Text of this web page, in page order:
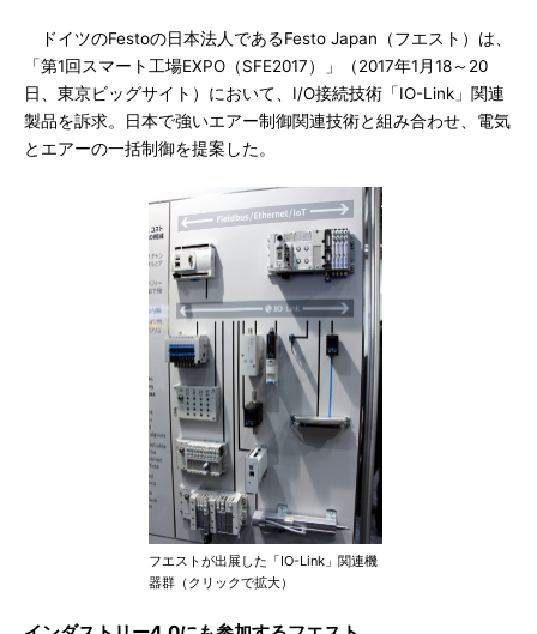
ドイツのFestoの日本法人であるFesto Japan（フエスト）は、
「第1回スマート工場EXPO（SFE2017）」（2017年1月18～20
日、東京ビッグサイト）において、I/O接続技術「IO-Link」関連
製品を訴求。日本で強いエアー制御関連技術と組み合わせ、電気
とエアーの一括制御を提案した。
フエストが出展した「IO-Link」関連機
器群（クリックで拡大）